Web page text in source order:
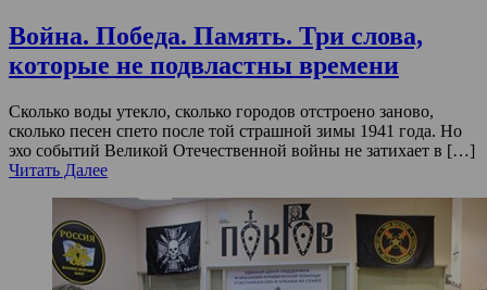
Война. Победа. Память. Три слова,
которые не подвластны времени
Сколько воды утекло, сколько городов отстроено заново,
сколько песен спето после той страшной зимы 1941 года. Но
эхо событий Великой Отечественной войны не затихает в […]
Читать Далее